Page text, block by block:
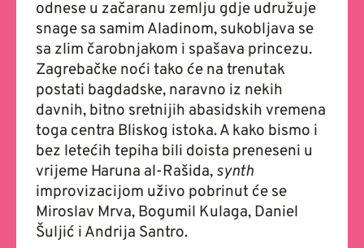
odnese u začaranu zemlju gdje udružuje
snage sa samim Aladinom, sukobljava se
sa zlim čarobnjakom i spašava princezu.
Zagrebačke noći tako će na trenutak
postati bagdadske, naravno iz nekih
davnih, bitno sretnijih abasidskih vremena
toga centra Bliskog istoka. A kako bismo i
bez letećih tepiha bili doista preneseni u
vrijeme Haruna al-Rašida, synth
improvizacijom uživo pobrinut će se
Miroslav Mrva, Bogumil Kulaga, Daniel
Šuljić i Andrija Santro.